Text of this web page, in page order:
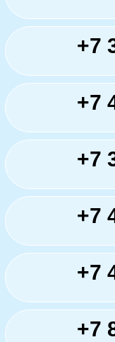
+7
+7
+7
+7
+7
+7